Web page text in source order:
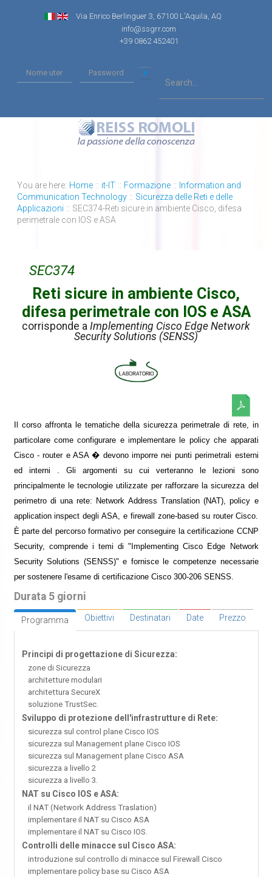
Via Enrico Berlinguer 3, 67100 L'Aquila, AQ
info@ssgrr.com
+39 0862 452401
You are here: Home :: it-IT :: Formazione :: Information and
Communication Technology :: Sicurezza delle Reti e delle
Applicazioni :: SEC374-Reti sicure in ambiente Cisco, difesa
perimetrale con IOS e ASA
SEC374
Reti sicure in ambiente Cisco,
difesa perimetrale con IOS e ASA
corrisponde a Implementing Cisco Edge Network
Security Solutions (SENSS)
Il corso affronta le tematiche della sicurezza perimetrale di rete, in
particolare come configurare e implementare le policy che apparati
Cisco - router e ASA � devono imporre nei punti perimetrali esterni
ed interni . Gli argomenti su cui verteranno le lezioni sono
principalmente le tecnologie utilizzate per rafforzare la sicurezza del
perimetro di una rete: Network Address Translation (NAT), policy e
application inspect degli ASA, e firewall zone-based su router Cisco.
È parte del percorso formativo per conseguire la certificazione CCNP
Security, comprende i temi di "Implementing Cisco Edge Network
Security Solutions (SENSS)" e fornisce le competenze necessarie
per sostenere l'esame di certificazione Cisco 300-206 SENSS.
Durata 5 giorni
Programma Obiettivi Destinatari Date Prezzo
Principi di progettazione di Sicurezza:
zone di Sicurezza
architetture modulari
architettura SecureX
soluzione TrustSec.
Sviluppo di protezione dell'infrastrutture di Rete:
sicurezza sul control plane Cisco IOS
sicurezza sul Management plane Cisco IOS
sicurezza sul Management plane Cisco ASA
sicurezza a livello 2
sicurezza a livello 3.
NAT su Cisco IOS e ASA:
il NAT (Network Address Traslation)
implementare il NAT su Cisco ASA
implementare il NAT su Cisco IOS.
Controlli delle minacce sul Cisco ASA:
introduzione sul controllo di minacce sul Firewall Cisco
implementare policy base su Cisco ASA